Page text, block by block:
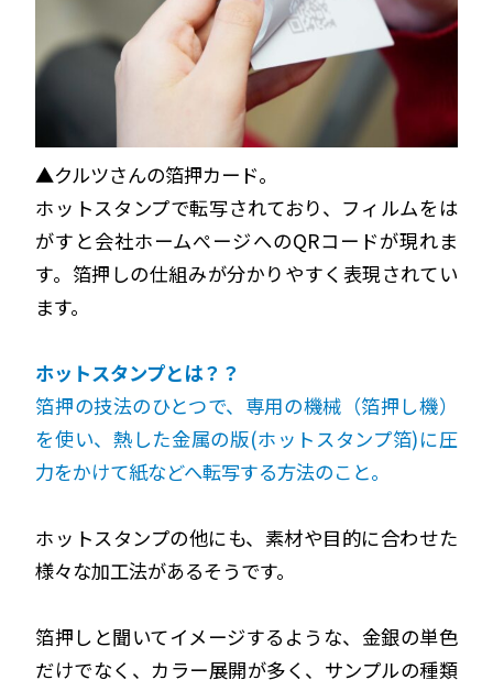
▲クルツさんの箔押カード。
ホットスタンプで転写されており、フィルムをは
がすと会社ホームぺージへのQRコードが現れま
す。箔押しの仕組みが分かりやすく表現されてい
ます。
ホットスタンプとは？？
箔押の技法のひとつで、専用の機械（箔押し機）
を使い、熱した金属の版(ホットスタンプ箔)に圧
力をかけて紙などへ転写する方法のこと。
ホットスタンプの他にも、素材や目的に合わせた
様々な加工法があるそうです。
箔押しと聞いてイメージするような、金銀の単色
だけでなく、 カラー展開が多く、サンプルの種類